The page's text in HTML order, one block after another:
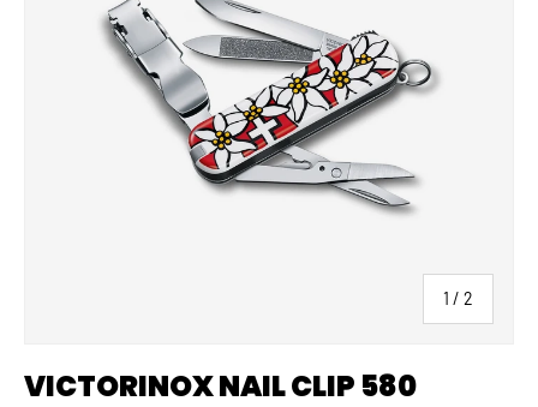
1 / von
2
VICTORINOX NAIL CLIP 580